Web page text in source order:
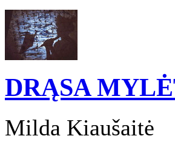
DRĄSA
Milda Kiaušaitė